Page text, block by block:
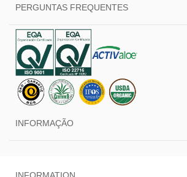
PERGUNTAS FREQUENTES
INFORMAÇÃO